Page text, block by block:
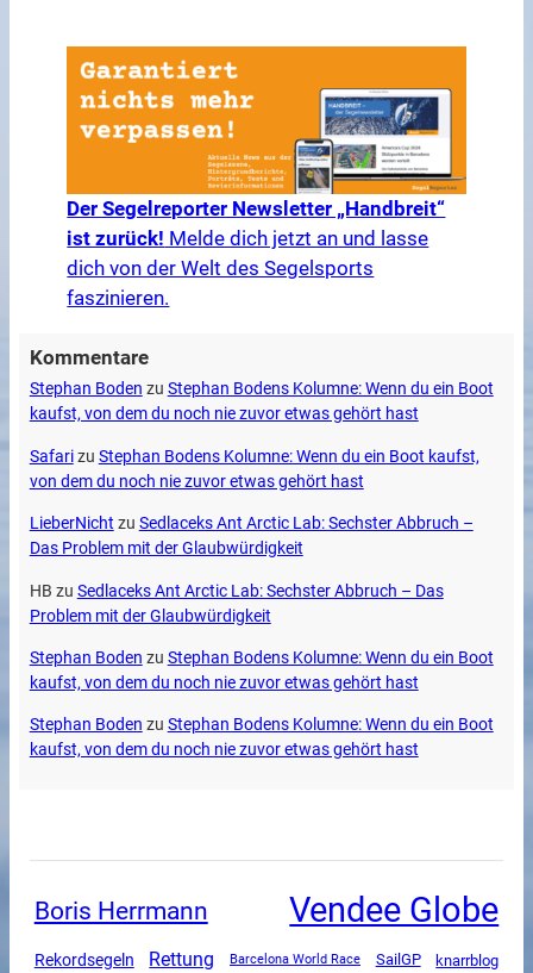
Der Segelreporter Newsletter „Handbreit“
ist zurück! Melde dich jetzt an und lasse
dich von der Welt des Segelsports
faszinieren.
Kommentare
Stephan Boden zu Stephan Bodens Kolumne: Wenn du ein Boot
kaufst, von dem du noch nie zuvor etwas gehört hast
Safarizu Stephan Bodens Kolumne: Wenn du ein Boot kaufst,
von dem du noch nie zuvor etwas gehört hast
LieberNicht zu Sedlaceks Ant Arctic Lab: Sechster Abbruch –
Das Problem mit der Glaubwürdigkeit
HB zu Sedlaceks Ant Arctic Lab: Sechster Abbruch – Das
Problem mit der Glaubwürdigkeit
Stephan Boden zu Stephan Bodens Kolumne: Wenn du ein Boot
kaufst, von dem du noch nie zuvor etwas gehört hast
Stephan Boden zu Stephan Bodens Kolumne: Wenn du ein Boot
kaufst, von dem du noch nie zuvor etwas gehört hast
Boris Herrmann Vendee Globe
Rekordsegeln Rettung Barcelona World Race SailGP knarrblog